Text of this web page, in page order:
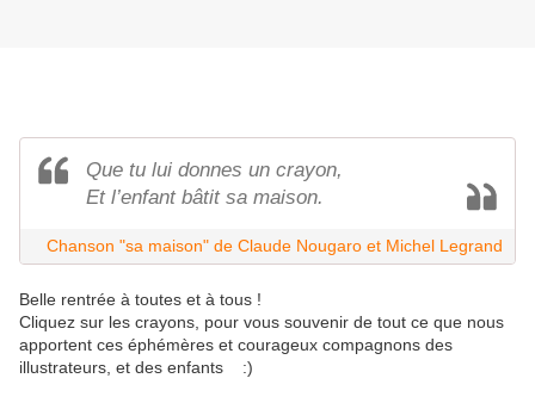
Que tu lui donnes un crayon,
Et l’enfant bâtit sa maison.
Chanson "sa maison" de Claude Nougaro et Michel Legrand
Belle rentrée à toutes et à tous !
Cliquez sur les crayons, pour vous souvenir de tout ce que nous
apportent ces éphémères et courageux compagnons des
illustrateurs, et des enfants :)